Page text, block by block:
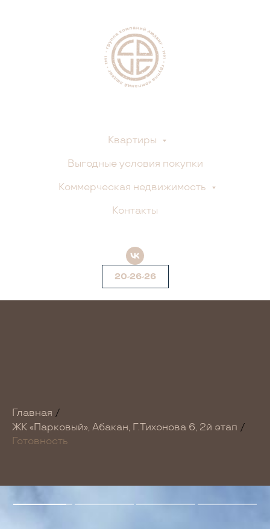
Квартиры
Выгодные условия покупки
Коммерческая недвижимость
Контакты
20-26-26
Главная /
ЖК «Парковый», Абакан, Г.Тихонова 6, 2й этап /
Готовность